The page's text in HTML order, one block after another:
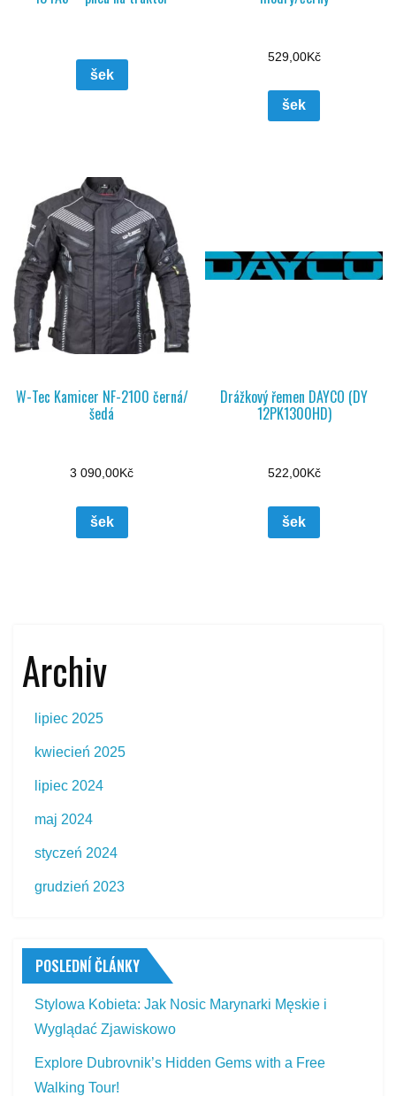
šek
529,00Kč
šek
W-Tec Kamicer NF-2100 černá/
šedá
3 090,00Kč
šek
Drážkový řemen DAYCO (DY
12PK1300HD)
522,00Kč
šek
Archiv
lipiec 2025
kwiecień 2025
lipiec 2024
maj 2024
styczeń 2024
grudzień 2023
POSLEDNÍ ČLÁNKY
Stylowa Kobieta: Jak Nosic Marynarki Męskie i
Wyglądać Zjawiskowo
Explore Dubrovnik’s Hidden Gems with a Free
Walking Tour!